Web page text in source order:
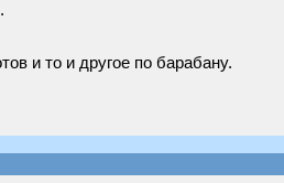
и то и другое по барабану.